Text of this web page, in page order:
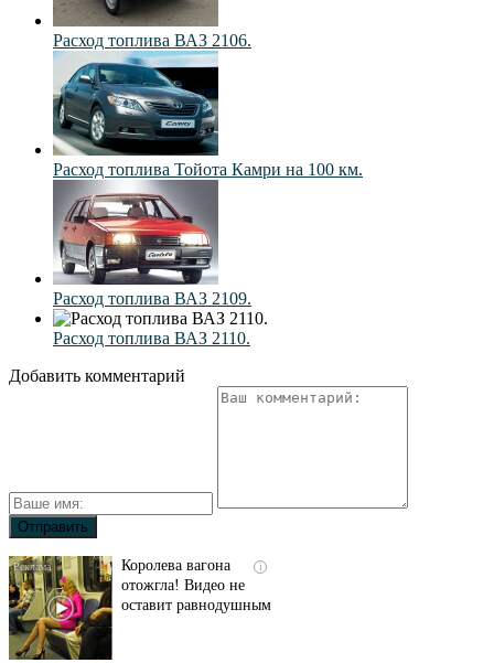
Расход топлива ВАЗ 2106.
Расход топлива Тойота Камри на 100 км.
Расход топлива ВАЗ 2109.
Расход топлива ВАЗ 2110.
Добавить комментарий
i
Королева вагона
отожгла! Видео не
оставит равнодушным